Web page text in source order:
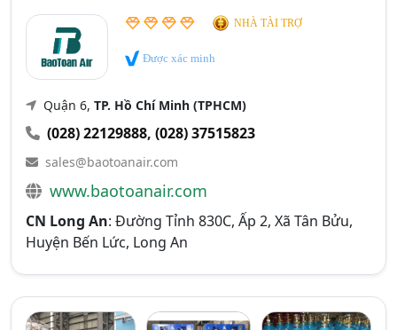
NHÀ TÀI TRỢ
Được xác minh
Quận 6, TP. Hồ Chí Minh (TPHCM)
(028) 22129888, (028) 37515823
sales@baotoanair.com
www.baotoanair.com
CN Long An: Đường Tỉnh 830C, Ấp 2, Xã Tân Bửu,
Huyện Bến Lức, Long An